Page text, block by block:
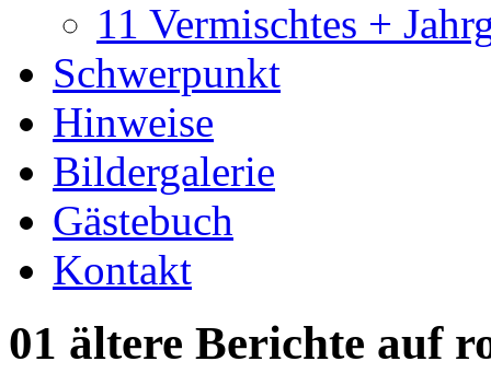
11 Vermischtes +
Schwerpunkt
Hinweise
Bildergalerie
Gästebuch
Kontakt
01 ältere Berichte auf